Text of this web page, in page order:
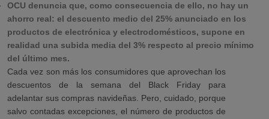
OCU denuncia que, como consecuencia de ello, no hay un
ahorro real: el descuento medio del 25% anunciado en los
productos de electrónica y electrodomésticos, supone en
realidad una subida media del 3% respecto al precio mínimo
del último mes.
Cada vez son más los consumidores que aprovechan los
descuentos de la semana del Black Friday para
adelantar sus compras navideñas. Pero, cuidado, porque
salvo contadas excepciones, el número de productos de